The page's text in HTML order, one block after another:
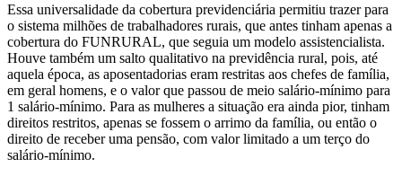
Essa universalidade da cobertura previdenciária permitiu trazer para
o sistema milhões de trabalhadores rurais, que antes tinham apenas a
cobertura do FUNRURAL, que seguia um modelo assistencialista.
Houve também um salto qualitativo na previdência rural, pois, até
aquela época, as aposentadorias eram restritas aos chefes de família,
em geral homens, e o valor que passou de meio salário-mínimo para
1 salário-mínimo. Para as mulheres a situação era ainda pior, tinham
direitos restritos, apenas se fossem o arrimo da família, ou então o
direito de receber uma pensão, com valor limitado a um terço do
salário-mínimo.